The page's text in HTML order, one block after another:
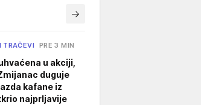
TRAČEVI PRE 3 MIN
u akciji,
duguje
kafane iz
najprljavije